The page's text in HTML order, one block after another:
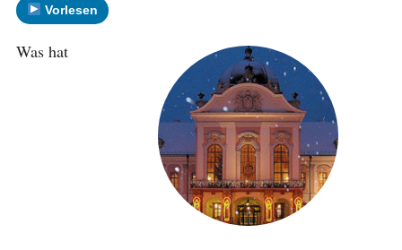
Vorlesen
Was hat